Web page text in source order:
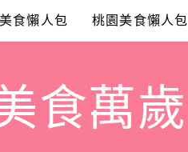
食懶人包 桃園美食懶人包
食萬歲